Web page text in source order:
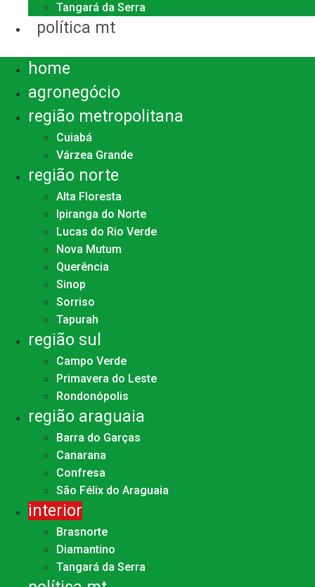
Tangará da Serra
política mt
home
agronegócio
região metropolitana
Cuiabá
Várzea Grande
região norte
Alta Floresta
Ipiranga do Norte
Lucas do Rio Verde
Nova Mutum
Querência
Sinop
Sorriso
Tapurah
região sul
Campo Verde
Primavera do Leste
Rondonópolis
região araguaia
Barra do Garças
Canarana
Confresa
São Félix do Araguaia
interior
Brasnorte
Diamantino
Tangará da Serra